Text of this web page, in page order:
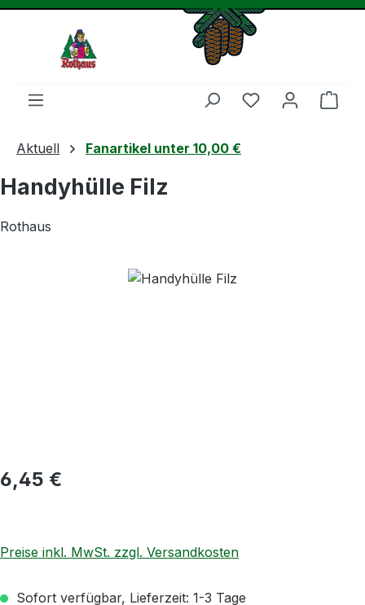
Du hast 0
Aktuell Fanartikel unter 10,00 €
Handyhülle Filz
Rothaus
Bildergalerie überspringen
Regulärer Preis:
6,45 €
Preise inkl. MwSt. zzgl. Versandkosten
Sofort verfügbar, Lieferzeit: 1-3 Tage